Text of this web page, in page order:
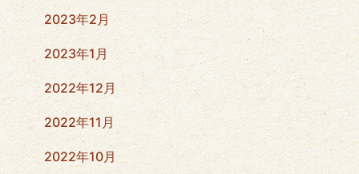
2023年2月
2023年1月
2022年12月
2022年11月
2022年10月